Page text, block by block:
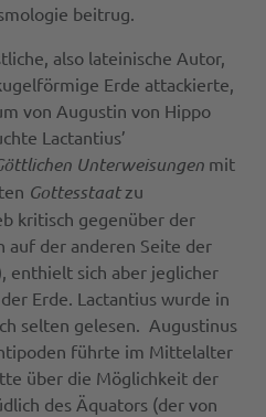
beitrug.
also lateinische Autor,
Erde attackierte,
von Augustin von Hippo
Lactantius’
Unterweisungen mit
Gottesstaatzu
kritisch gegenüber der
auf der anderen Seite der
enthielt sich aber jeglicher
Erde. Lactantius wurde in
selten gelesen. Augustinus
führte im Mittelalter
über die Möglichkeit der
des Äquators (der von